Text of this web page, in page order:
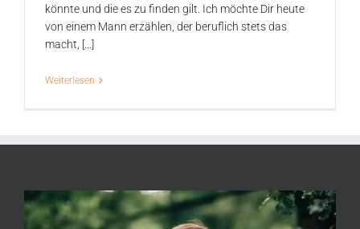
könnte und die es zu finden gilt. Ich möchte Dir heute
von einem Mann erzählen, der beruflich stets das
macht, [...]
Weiterlesen